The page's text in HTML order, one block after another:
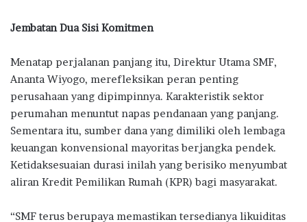
Jembatan Dua Sisi Komitmen
Menatap perjalanan panjang itu, Direktur Utama SMF,
Ananta Wiyogo, merefleksikan peran penting
perusahaan yang dipimpinnya. Karakteristik sektor
perumahan menuntut napas pendanaan yang panjang.
Sementara itu, sumber dana yang dimiliki oleh lembaga
keuangan konvensional mayoritas berjangka pendek.
Ketidaksesuaian durasi inilah yang berisiko menyumbat
aliran Kredit Pemilikan Rumah (KPR) bagi masyarakat.
“SMF terus berupaya memastikan tersedianya likuiditas